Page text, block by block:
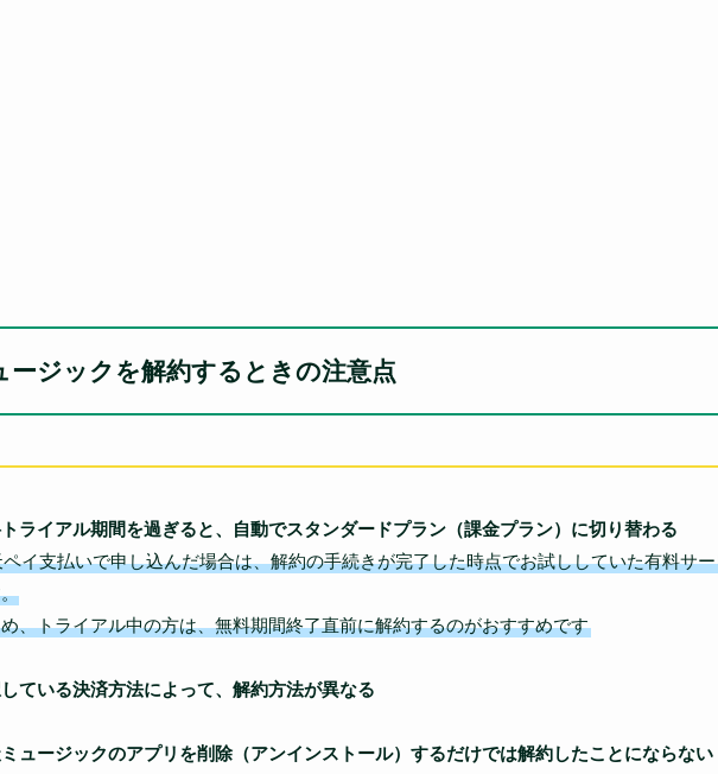
ージックを解約するときの注意点
トライアル期間を過ぎると、自動でスタンダードプラン（課金プラン）に切り替わる
イ支払いで申し込んだ場合は、解約の手続きが完了した時点でお試ししていた有料サ
、トライアル中の方は、無料期間終了直前に解約するのがおすすめです
している決済方法によって、解約方法が異なる
ミュージックのアプリを削除（アンインストール）するだけでは解約したことにならない